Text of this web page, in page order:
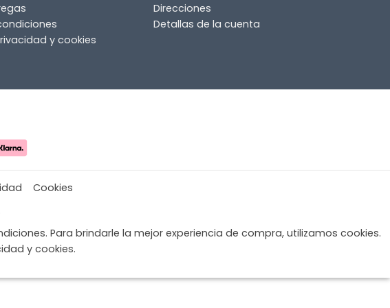
y cookies
Direcciones
Detallas de la cuenta
Cookies
Para brindarle la mejor experiencia de compra, utilizamos cookies.
y cookies.